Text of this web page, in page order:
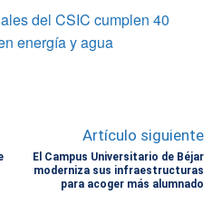
del CSIC cumplen 40
energía y agua
Artículo siguiente
El Campus Universitario de Béjar
moderniza sus infraestructuras
para acoger más alumnado